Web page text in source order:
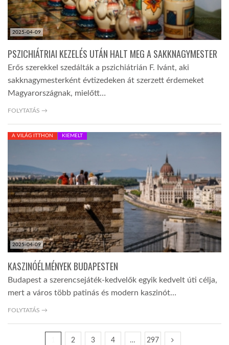
2025-04-09
PSZICHIÁTRIAI KEZELÉS UTÁN HALT MEG A SAKKNAGYMESTER
Erős szerekkel szedálták a pszichiátrián F. Ivánt, aki
sakknagymesterként évtizedeken át szerzett érdemeket
Magyarországnak, mielőtt…
FOLYTATÁS →
2025-04-09
A VILÁG ITTHON KIEMELT
KASZINÓÉLMÉNYEK BUDAPESTEN
Budapest a szerencsejáték-kedvelők egyik kedvelt úti célja,
mert a város több patinás és modern kaszinót…
FOLYTATÁS →
2 3 4 … 297